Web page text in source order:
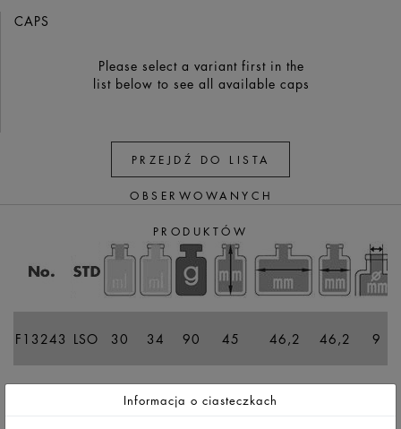
CAPS
Please select a variant first in the
list below to see all available caps
PRZEJDŹ DO LISTA
OBSERWOWANYCH
PRODUKTÓW
F13243 LSO 30 34 90 45 46,2 46,2 9
50 46,2
Informacja o ciasteczkach